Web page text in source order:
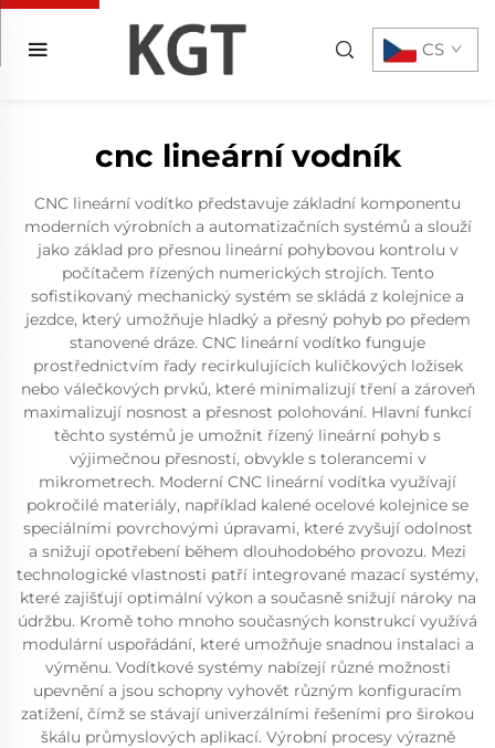
CS
cnc lineární vodník
CNC lineární vodítko představuje základní komponentu
moderních výrobních a automatizačních systémů a slouží
jako základ pro přesnou lineární pohybovou kontrolu v
počítačem řízených numerických strojích. Tento
sofistikovaný mechanický systém se skládá z kolejnice a
jezdce, který umožňuje hladký a přesný pohyb po předem
stanovené dráze. CNC lineární vodítko funguje
prostřednictvím řady recirkulujících kuličkových ložisek
nebo válečkových prvků, které minimalizují tření a zároveň
maximalizují nosnost a přesnost polohování. Hlavní funkcí
těchto systémů je umožnit řízený lineární pohyb s
výjimečnou přesností, obvykle s tolerancemi v
mikrometrech. Moderní CNC lineární vodítka využívají
pokročilé materiály, například kalené ocelové kolejnice se
speciálními povrchovými úpravami, které zvyšují odolnost
a snižují opotřebení během dlouhodobého provozu. Mezi
technologické vlastnosti patří integrované mazací systémy,
které zajišťují optimální výkon a současně snižují nároky na
údržbu. Kromě toho mnoho současných konstrukcí využívá
modulární uspořádání, které umožňuje snadnou instalaci a
výměnu. Vodítkové systémy nabízejí různé možnosti
upevnění a jsou schopny vyhovět různým konfiguracím
zatížení, čímž se stávají univerzálními řešeními pro širokou
škálu průmyslových aplikací. Výrobní procesy výrazně